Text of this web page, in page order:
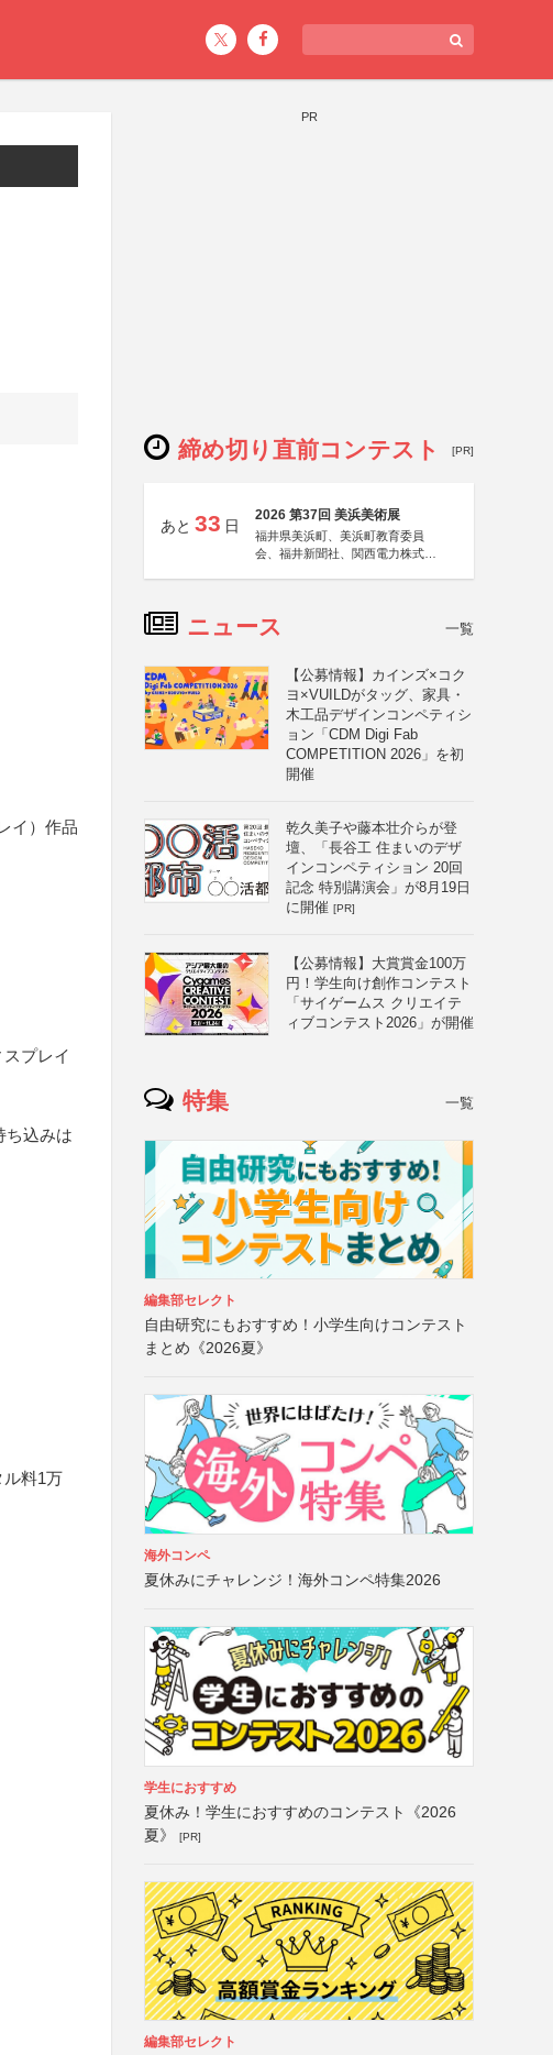
イ）作品
プレイ
ち込みは
料1万
PR
締め切り直前コンテスト [PR]
あと 33 日
2026 第37回 美浜美術展
福井県美浜町、美浜町教育委員
会、福井新聞社、関西電力株式会
ニュース 一覧
【公募情報】カインズ×コク
ヨ×VUILDがタッグ、家具・
木工品デザインコンペティシ
ョン「CDM Digi Fab
COMPETITION 2026」を初
開催
乾久美子や藤本壮介らが登
壇、「長谷工 住まいのデザ
インコンペティション 20回
記念 特別講演会」が8月19日
に開催 [PR]
【公募情報】大賞賞金100万
円！学生向け創作コンテスト
「サイゲームス クリエイテ
ィブコンテスト2026」が開催
特集 一覧
編集部セレクト
自由研究にもおすすめ！小学生向けコンテスト
まとめ《2026夏》
海外コンペ
夏休みにチャレンジ！海外コンペ特集2026
学生におすすめ
夏休み！学生におすすめのコンテスト《2026
夏》
[PR]
編集部セレクト